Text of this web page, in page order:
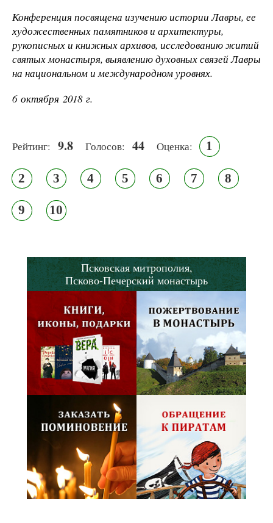
Конференция посвящена изучению истории Лавры, ее
художественных памятников и архитектуры,
рукописных и книжных архивов, исследованию житий
святых монастыря, выявлению духовных связей Лавры
на национальном и международном уровнях.
6 октября 2018 г.
Рейтинг: 9.8 Голосов: 44 Оценка: 1
2 3 4 5 6 7 8
9 10
Псковская митрополия,
Псково-Печерский монастырь